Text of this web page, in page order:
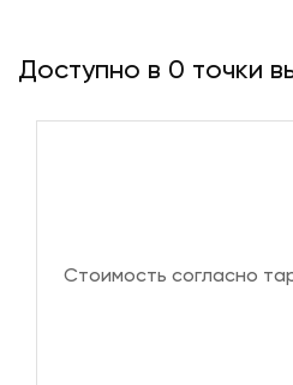
Доступно в 0 точки
Стоимость согласно